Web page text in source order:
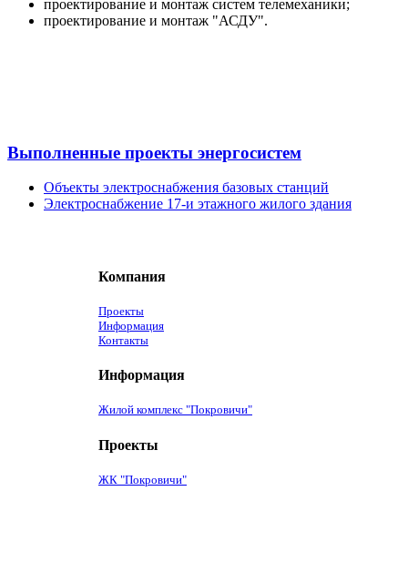
проектирование и монтаж систем телемеханики;
проектирование и монтаж "АСДУ".
Выполненные проекты энергосистем
Объекты электроснабжения базовых станций
Электроснабжение 17-и этажного жилого здания
Компания
Проекты
Информация
Контакты
Информация
Жилой комплекс "Покровичи"
Проекты
ЖК "Покровичи"